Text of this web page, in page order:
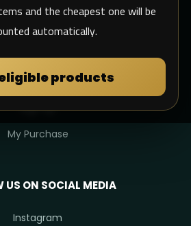
and the cheapest one will be
automatically.
products
Login
Sign Up
My Purchase
US ON SOCIAL MEDIA
Instagram